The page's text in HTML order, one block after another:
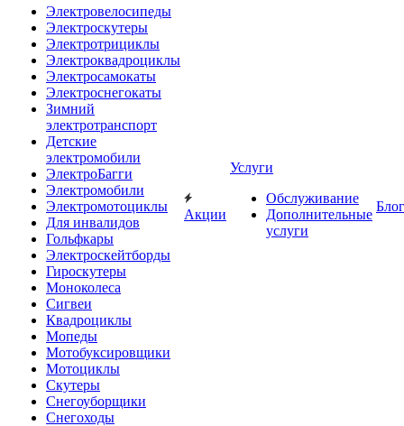
Электровелосипеды
Электроскутеры
Электротрициклы
Электроквадроциклы
Электросамокаты
Электроснегокаты
Зимний
электротранспорт
Детские
электромобили
ЭлектроБагги
Электромобили
Электромотоциклы
Для инвалидов
Гольфкары
Электроскейтборды
Гироскутеры
Моноколеса
Сигвеи
Квадроциклы
Мопеды
Мотобуксировщики
Мотоциклы
Скутеры
Снегоуборщики
Снегоходы
Акции
Услуги
Обслуживание
Дополнительные
услуги
Блог